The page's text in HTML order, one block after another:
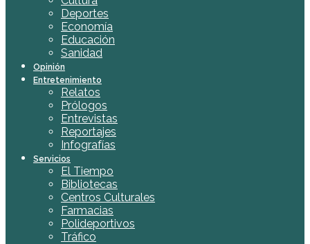
Deportes
Economía
Educación
Sanidad
Opinión
Entretenimiento
Relatos
Prólogos
Entrevistas
Reportajes
Infografías
Servicios
El Tiempo
Bibliotecas
Centros Culturales
Farmacias
Polideportivos
Tráfico